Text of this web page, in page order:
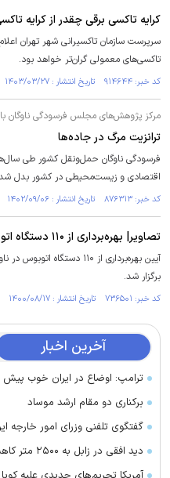
کرایه تاکسی برقی چقدر از کرایه
تاکسی‌های معمولی گران‌تر خواهد بود.
کد خبر: ۹۱۴۶۴۴ تاریخ انتشار : ۱۴۰۳/۰۳/۲۷
مرکز پژوهش‌های مجلس فرسودگی ناوگان
ترانزیت مرگ در جاده‌ها
فرسودگی ناوگان حمل‌ونقل کشور طی
اقتصادی و زیست‌محیطی در کشور بدل
کد خبر: ۸۷۶۳۱۳ تاریخ انتشار : ۱۴۰۲/۰۹/۰۶
تصاویر| بهره‌برداری از ۱۱۰ دستگاه اتوبوس
آیین بهره‌برداری از ۱۱۰
برگزار شد.
کد خبر: ۷۳۶۵۰۱ تاریخ انتشار : ۱۴۰۰/۰۸/۱۷
آخرین اخبار
ترامپ: اوضاع در ایران خوب
برکناری دو مقام ارشد موساد
گفتگوی تلفنی وزرای امور خارجه
دید افقی در زابل به ۲۵۰۰ متر کاهش یافت